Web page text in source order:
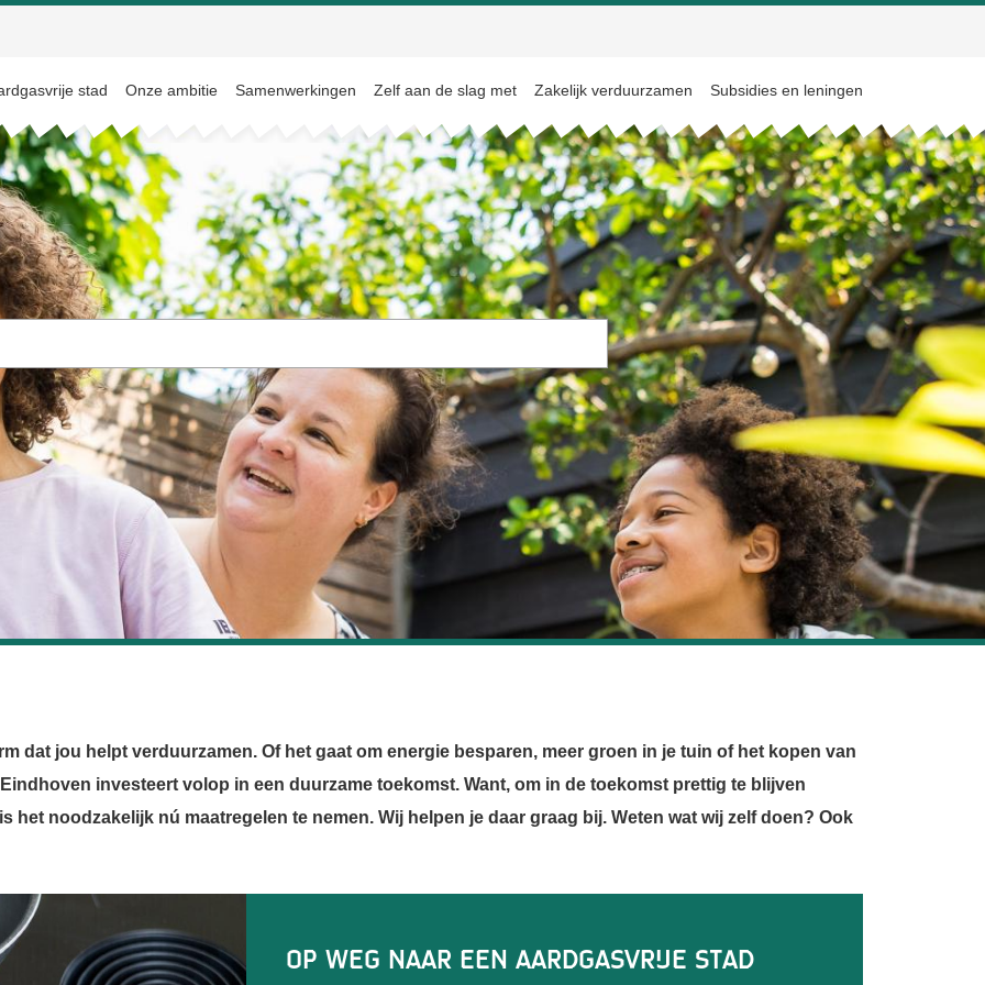
stad Onze ambitie Samenwerkingen Zelf aan de slag met Zakelijk verduurzamen Subsidies en leningen
dat jou helpt verduurzamen. Of het gaat om energie besparen, meer groen in je tuin of het kopen van
investeert volop in een duurzame toekomst. Want, om in de toekomst prettig te blijven
het noodzakelijk nú maatregelen te nemen. Wij helpen je daar graag bij. Weten wat wij zelf doen? Ook
Eindje Verduursamen
Op weg naar een aardgasvrije stad
Schrijf je in voor de nieuwsbrief
Klimaatmissie Eindhoven - Helmond